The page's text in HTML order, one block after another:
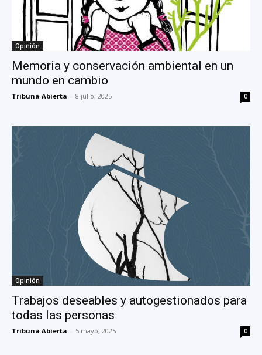
Opinión
Memoria y conservación ambiental en un
mundo en cambio
Tribuna Abierta - 8 julio, 2025 0
Opinión
Trabajos deseables y autogestionados para
todas las personas
Tribuna Abierta - 5 mayo, 2025 0